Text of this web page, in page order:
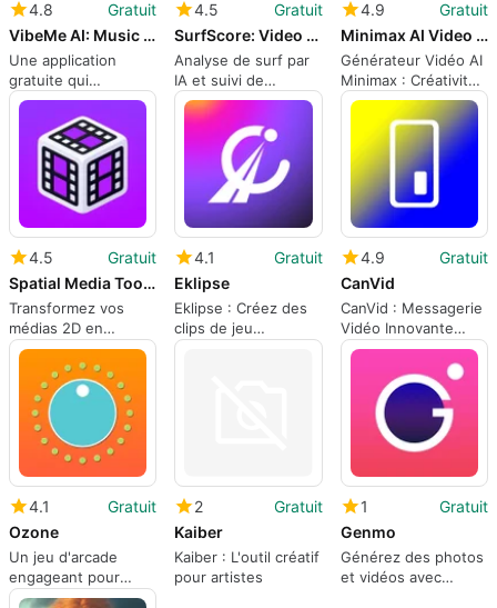
4.8
Gratuit
VibeMe AI: Music Video Maker
Une application
gratuite qui
transforme des
photos en
performances
4.5
Gratuit
SurfScore: Video Coach
Analyse de surf par
IA et suivi de
performance
4.9
Gratuit
Minimax AI Video Generator
Générateur Vidéo AI
Minimax : Créativité
Illimitée
4.5
Gratuit
Spatial Media Toolkit
Transformez vos
médias 2D en
expériences
spatiales
4.1
Gratuit
Eklipse
Eklipse : Créez des
clips de jeu
instantanément
4.9
Gratuit
CanVid
CanVid : Messagerie
Vidéo Innovante
pour iPhone
4.1
Gratuit
Ozone
Un jeu d'arcade
engageant pour
iPhone
2
Gratuit
Kaiber
Kaiber : L'outil créatif
pour artistes
1
Gratuit
Genmo
Générez des photos
et vidéos avec